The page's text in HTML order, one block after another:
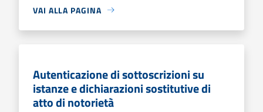
VAI ALLA PAGINA
Autenticazione di sottoscrizioni su
istanze e dichiarazioni sostitutive di
atto di notorietà